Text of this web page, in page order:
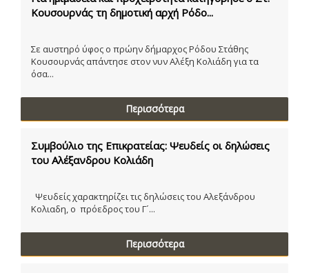
Κουσουρνάς τη δημοτική αρχή Ρόδο...
Σε αυστηρό ύφος ο πρώην δήμαρχος Ρόδου Στάθης
Κουσουρνάς απάντησε στον νυν Αλέξη Κολιάδη για τα
όσα...
Περισσότερα
Συμβούλιο της Επικρατείας: Ψευδείς οι δηλώσεις
του Αλέξανδρου Κολιάδη
Ψευδείς χαρακτηρίζει τις δηλώσεις του Αλεξάνδρου
Κολιαδη, ο πρόεδρος του Γ´...
Περισσότερα